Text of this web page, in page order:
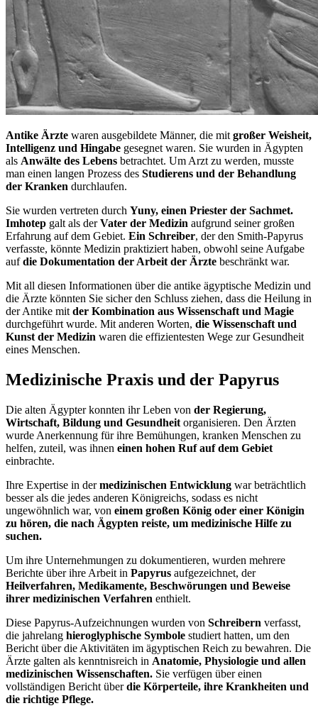
Antike Ärzte waren ausgebildete Männer, die mitgroßer Weisheit,
Intelligenz und Hingabe gesegnet waren. Sie wurden in Ägypten
als Anwälte des Lebens betrachtet. Um Arzt zu werden, musste
man einen langen Prozess des Studierens und der Behandlung
der Kranken durchlaufen.
Sie wurden vertreten durch Yuny, einen Priester der Sachmet.
Imhotep galt als derVater der Medizin aufgrund seiner großen
Erfahrung auf dem Gebiet. Ein Schreiber, der den Smith-Papyrus
verfasste, könnte Medizin praktiziert haben, obwohl seine Aufgabe
aufdie Dokumentation der Arbeit der Ärzte beschränkt war.
Mit all diesen Informationen über die antike ägyptische Medizin und
die Ärzte könnten Sie sicher den Schluss ziehen, dass die Heilung in
der Antike mitder Kombination aus Wissenschaft und Magie
durchgeführt wurde. Mit anderen Worten, die Wissenschaft und
Kunst der Medizin waren die effizientesten Wege zur Gesundheit
eines Menschen.
Medizinische Praxis und der Papyrus
Die alten Ägypter konnten ihr Leben von der Regierung,
Wirtschaft, Bildung und Gesundheit organisieren. Den Ärzten
wurde Anerkennung für ihre Bemühungen, kranken Menschen zu
helfen, zuteil, was ihnen einen hohen Ruf auf dem Gebiet
einbrachte.
Ihre Expertise in dermedizinischen Entwicklung war beträchtlich
besser als die jedes anderen Königreichs, sodass es nicht
ungewöhnlich war, von einem großen König oder einer Königin
zu hören, die nach Ägypten reiste, um medizinische Hilfe zu
suchen.
Um ihre Unternehmungen zu dokumentieren, wurden mehrere
Berichte über ihre Arbeit in Papyrus aufgezeichnet, der
Heilverfahren, Medikamente, Beschwörungen und Beweise
ihrer medizinischen Verfahren enthielt.
Diese Papyrus-Aufzeichnungen wurden von Schreibern verfasst,
die jahrelang hieroglyphische Symbole studiert hatten, um den
Bericht über die Aktivitäten im ägyptischen Reich zu bewahren. Die
Ärzte galten als kenntnisreich in Anatomie, Physiologie und allen
medizinischen Wissenschaften. Sie verfügen über einen
vollständigen Bericht überdie Körperteile, ihre Krankheiten und
die richtige Pflege.